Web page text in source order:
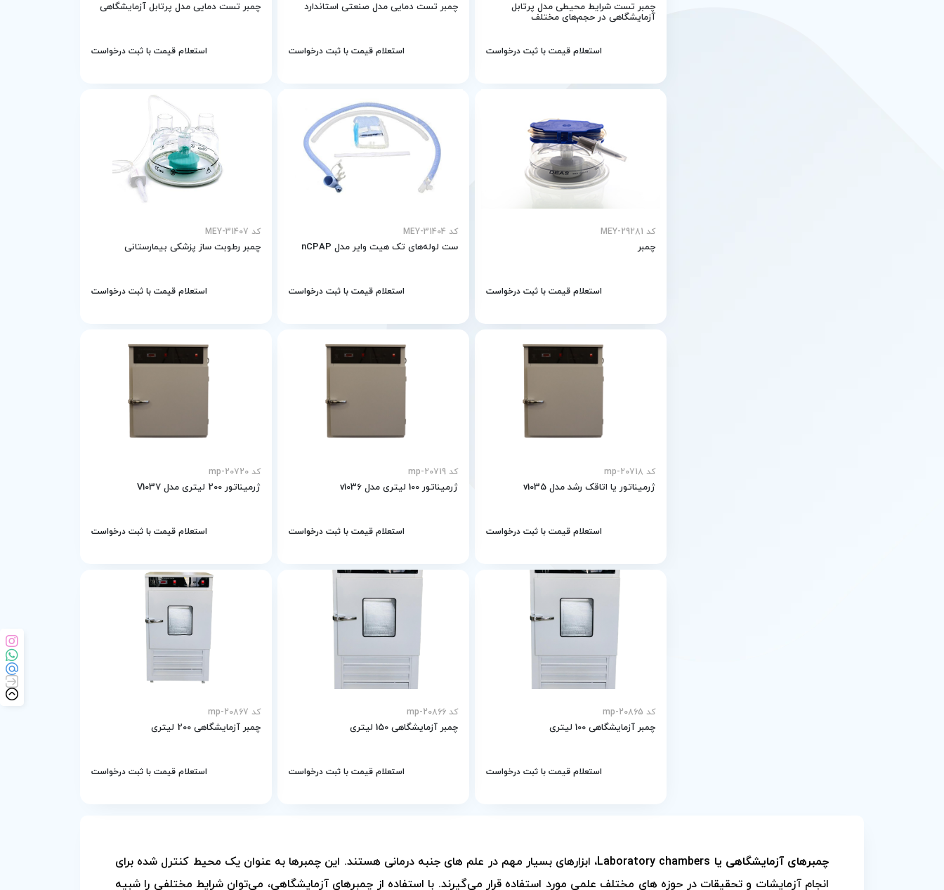
چمبر تست شرایط محیطی مدل پرتابل
آزمایشگاهی در حجم‌های مختلف
استعلام قیمت با ثبت درخواست
چمبر تست دمایی مدل صنعتی استاندارد
استعلام قیمت با ثبت درخواست
چمبر تست دمایی مدل پرتابل آزمایشگاهی
استعلام قیمت با ثبت درخواست
کد MEY-29281
چمبر
استعلام قیمت با ثبت درخواست
کد MEY-31404
ست لوله‌های تک هيت واير مدل nCPAP
استعلام قیمت با ثبت درخواست
کد MEY-31407
چمبر رطوبت ساز پزشکی بیمارستانی
استعلام قیمت با ثبت درخواست
کد mp-20718
ژرمیناتور یا اتاقک رشد مدل v1035
استعلام قیمت با ثبت درخواست
کد mp-20719
ژرمیناتور 100 لیتری مدل v1036
استعلام قیمت با ثبت درخواست
کد mp-20720
ژرمیناتور 200 لیتری مدل V1037
استعلام قیمت با ثبت درخواست
کد mp-20865
چمبر آزمایشگاهی 100 لیتری
استعلام قیمت با ثبت درخواست
کد mp-20866
چمبر آزمایشگاهی 150 لیتری
استعلام قیمت با ثبت درخواست
کد mp-20867
چمبر آزمایشگاهی 200 لیتری
استعلام قیمت با ثبت درخواست
چمبرهای آزمایشگاهی یا Laboratory chambers
، ابزارهای بسیار مهم در علم های جنبه درمانی هستند. این چمبرها به عنوان یک محیط کنترل شده برای
انجام آزمایشات و تحقیقات در حوزه های مختلف علمی مورد استفاده قرار می‌گیرند. با استفاده از چمبرهای آزمایشگاهی، می‌توان شرایط مختلفی را شبیه